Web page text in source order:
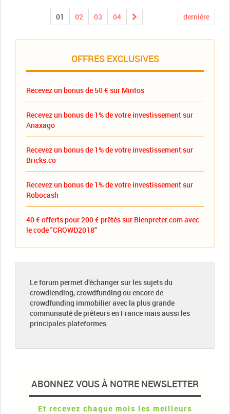
01 02 03 04 dernière
OFFRES EXCLUSIVES
Recevez un bonus de 50 € sur Mintos
Recevez un bonus de 1% de votre investissement sur
Anaxago
Recevez un bonus de 1% de votre investissement sur
Bricks.co
Recevez un bonus de 1% de votre investissement sur
Robocash
40 € offerts pour 200 € prêtés sur Bienpreter.com avec
le code "CROWD2018"
Le forum permet d’échanger sur les sujets du
crowdlending, crowdfunding ou encore de
crowdfunding immobilier avec la plus grande
communauté de prêteurs en France mais aussi les
principales plateformes
ABONNEZ VOUS À NOTRE NEWSLETTER
Et recevez chaque mois les meilleurs